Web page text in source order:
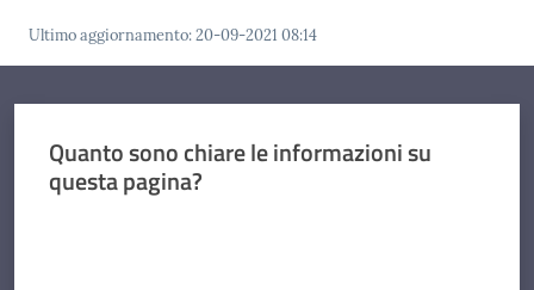
Ultimo aggiornamento:20-09-2021 08:14
Quanto sono chiare le informazioni su
questa pagina?